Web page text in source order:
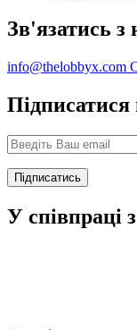
Зв'язатись з
info@thelobbyx.com
Підписатися
У співпраці